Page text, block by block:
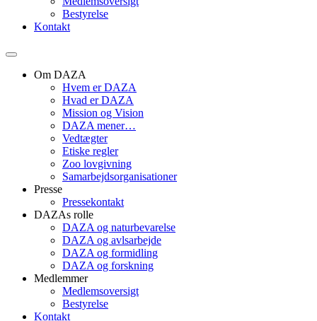
Bestyrelse
Kontakt
Om DAZA
Hvem er DAZA
Hvad er DAZA
Mission og Vision
DAZA mener…
Vedtægter
Etiske regler
Zoo lovgivning
Samarbejdsorganisationer
Presse
Pressekontakt
DAZAs rolle
DAZA og natur­bevarelse
DAZA og avls­arbejde
DAZA og formidling
DAZA og forskning
Medlemmer
Medlemsoversigt
Bestyrelse
Kontakt